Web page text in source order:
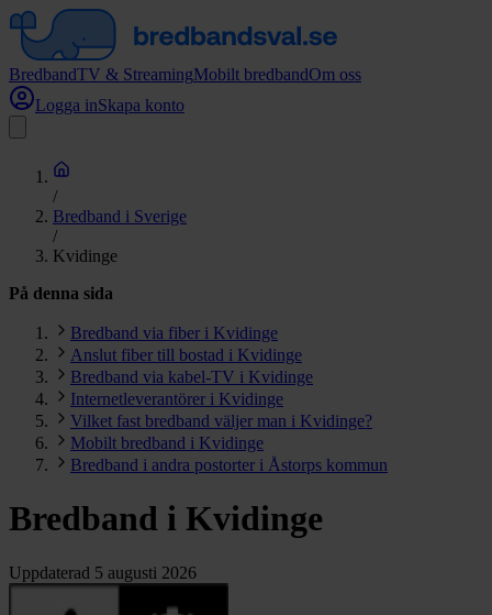
BredbandTV & StreamingMobilt bredbandOm oss
Logga inSkapa konto
/
Bredband i Sverige
/
Kvidinge
På denna sida
Bredband via fiber i Kvidinge
Anslut fiber till bostad i Kvidinge
Bredband via kabel-TV i Kvidinge
Internetleverantörer i Kvidinge
Vilket fast bredband väljer man i Kvidinge?
Mobilt bredband i Kvidinge
Bredband i andra postorter i Åstorps kommun
Bredband i Kvidinge
Uppdaterad 5 augusti 2026